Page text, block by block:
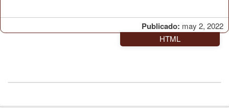
Publicado: may 2, 2022
HTML